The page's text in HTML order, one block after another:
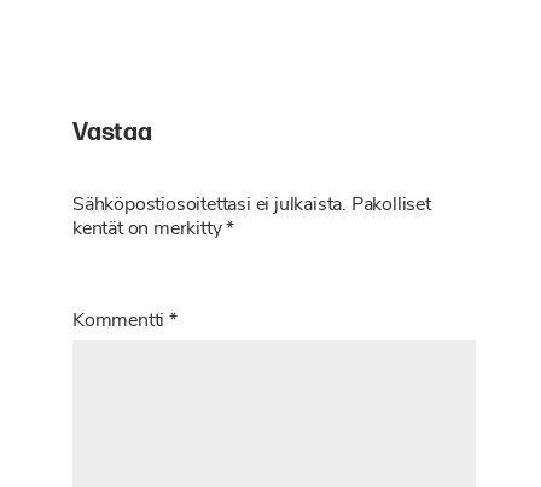
Vastaa
Sähköpostiosoitettasi ei julkaista. Pakolliset
kentät on merkitty*
Kommentti*